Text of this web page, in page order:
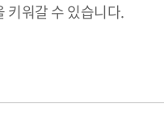
키워갈 수 있습니다.